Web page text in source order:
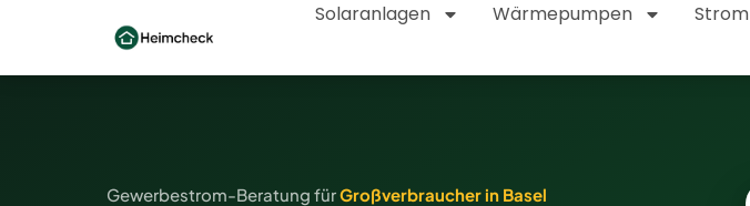
Solaranlagen Wärmepumpen Strom
Gewerbestrom-Beratung fürGroßverbraucher in Basel